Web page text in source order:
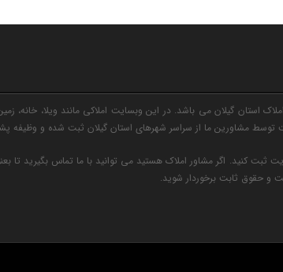
استان گیلان می باشد. در این وبسایت املاکی مانند ویلا، خانه،
مشاورین ما از سراسر شهرهای استان گیلان ثبت شده و وظیفه
ثبت کنید. اگر مشاور املاک هستید می توانید با ما تماس بگیرید تا
و حقوق ثابت برخوردار شوید.